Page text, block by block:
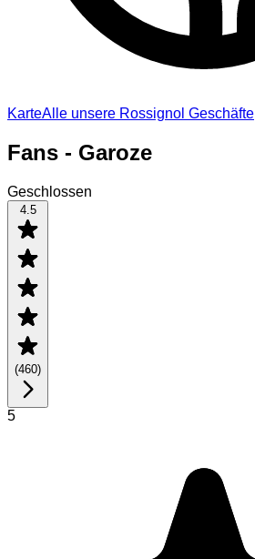
KarteAlle unsere Rossignol Geschäfte
Fans - Garoze
Geschlossen
4.5
(460)
5